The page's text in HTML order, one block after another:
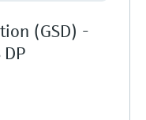
(GSD) -
DP